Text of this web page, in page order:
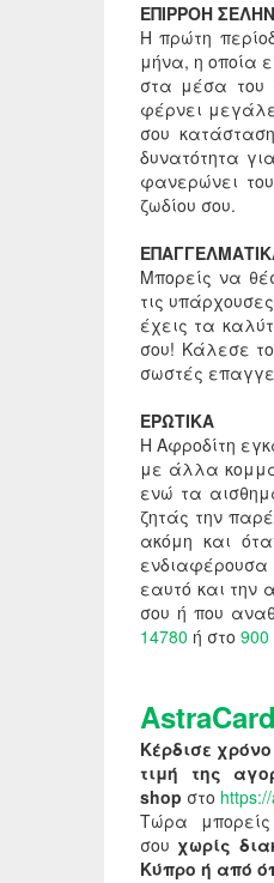
ΕΠΙΡΡΟΗ
Η πρώτη
μήνα, η οποία
στα μέσα του
φέρνει
σου
δυνατότητα
φανερώνει
ζωδίου σου.
Μπορείς να
τις
έχεις τα
σου! Κάλεσε
σωστές
ΕΡΩΤΙΚΑ
Η Αφροδίτη
με άλλα
ενώ τα
ζητάς την
ακόμη και
ενδιαφέρουσα
εαυτό και την
σου ή που
14780 ή στο 900
AstraCard
Κέρδισε
τιμή της
shop στο
Τώρα
σου χωρίς
Κύπρο ή από